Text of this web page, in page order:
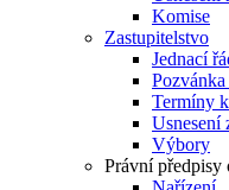
Komise
Zastupitelstvo
Jednací
Termíny
Usnesení
Výbory
Právní předpisy